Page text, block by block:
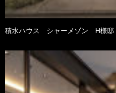
積水ハウス シャーメゾン H様邸